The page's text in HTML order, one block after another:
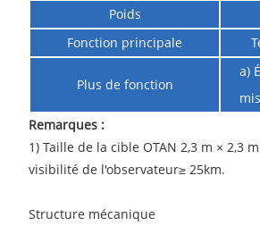
Poids
Fonction principale
Plus de fonction
a)
Remarques :
1) Taille de la cible OTAN 2,3 m × 2,3
visibilité de l'observateur≥ 25km.
Structure mécanique